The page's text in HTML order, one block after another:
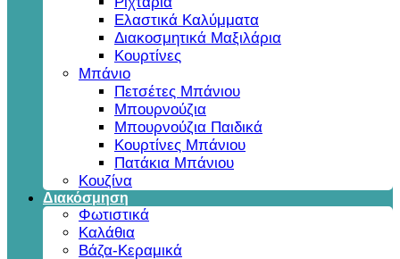
Ελαστικά Καλύμματα
Διακοσμητικά Μαξιλάρια
Κουρτίνες
Μπάνιο
Πετσέτες Μπάνιου
Μπουρνούζια
Μπουρνούζια Παιδικά
Κουρτίνες Μπάνιου
Πατάκια Μπάνιου
Κουζίνα
Διακόσμηση
Φωτιστικά
Καλάθια
Βάζα-Κεραμικά